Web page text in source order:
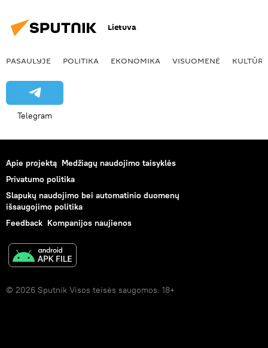
Lietuva
PASAULYJE POLITIKA EKONOMIKA VISUOMENĖ KULTŪRA
Telegram
Apie projektą Medžiagų naudojimo taisyklės
Privatumo politika
Slapukų naudojimo bei automatinio duomenų
išsaugojimo politika
Feedback Kompanijos naujienos
© 2026 Sputnik Visos teisės saugomos. 18+